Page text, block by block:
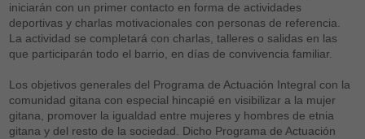
iniciarán con un primer contacto en forma de actividades
deportivas y charlas motivacionales con personas de referencia.
La actividad se completará con charlas, talleres o salidas en las
que participarán todo el barrio, en días de convivencia familiar.
Los objetivos generales del Programa de Actuación Integral con la
comunidad gitana con especial hincapié en visibilizar a la mujer
gitana, promover la igualdad entre mujeres y hombres de etnia
gitana y del resto de la sociedad. Dicho Programa de Actuación